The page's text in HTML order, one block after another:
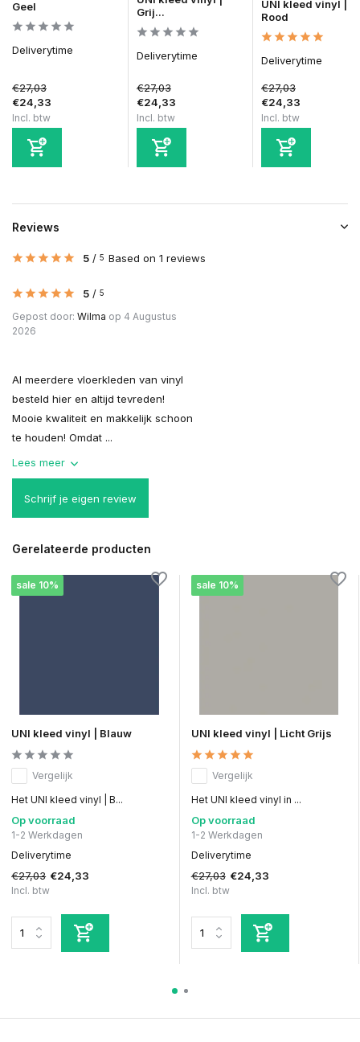
Geel
Deliverytime
€27,03
€24,33
Incl. btw
Grij...
Deliverytime
€27,03
€24,33
Incl. btw
UNI kleed vinyl |
Rood
Deliverytime
€27,03
€24,33
Incl. btw
Reviews
5 / 5 Based on 1 reviews
5 / 5
Gepost door: Wilma op 4 Augustus
2026
Al meerdere vloerkleden van vinyl
besteld hier en altijd tevreden!
Mooie kwaliteit en makkelijk schoon
te houden! Omdat ...
Lees meer
Schrijf je eigen review
Gerelateerde producten
sale 10%
UNI kleed vinyl | Blauw
Vergelijk
Het UNI kleed vinyl | B...
Op voorraad
1-2 Werkdagen
Deliverytime
€27,03 €24,33
Incl. btw
sale 10%
UNI kleed vinyl | Licht Grijs
Vergelijk
Het UNI kleed vinyl in ...
Op voorraad
1-2 Werkdagen
Deliverytime
€27,03 €24,33
Incl. btw